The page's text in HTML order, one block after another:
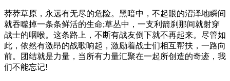
莽莽草原，永远有无尽的危险。黑暗中，不起眼的沼泽地瞬间
就吞噬掉一条条鲜活的生命;草丛中，一支利箭刹那间就射穿
战士的咽喉。这条路上，不断有战友倒下就不再起来。尽管如
此，依然有激昂的战歌响起，激励着战士们相互帮扶，一路向
前。团结就是力量，当所有力量汇聚在一起所创造的奇迹，我
们不能忘记!